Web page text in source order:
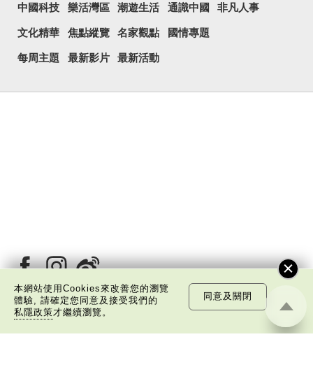
中國科技 樂活灣區 潮遊生活 通識中國 非凡人事
文化精華 焦點縱覽 名家觀點 國情專題
每周主題 最新影片 最新活動
本網站使用Cookies來改善您的瀏覽
體驗, 請確定您同意及接受我們的
私隱政策才繼續瀏覽。
同意及關閉